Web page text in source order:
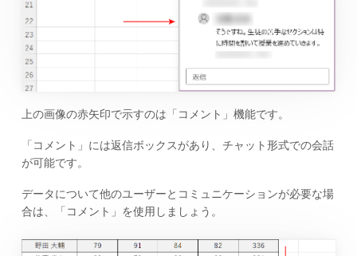
上の画像の赤矢印で示すのは「コメント」機能です。
「コメント」には返信ボックスがあり、チャット形式での会話
が可能です。
データについて他のユーザーとコミュニケーションが必要な場
合は、「コメント」を使用しましょう。